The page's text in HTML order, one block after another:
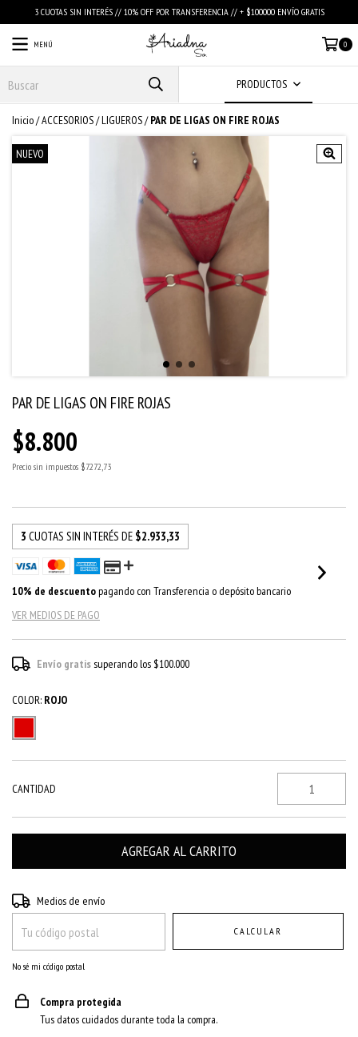
3 CUOTAS SIN INTERÉS // 10% OFF POR TRANSFERENCIA // + $100000 ENVÍO GRATIS
MENÚ 0
PRODUCTOS
Inicio/ACCESORIOS/LIGUEROS/ PAR DE LIGAS ON FIRE ROJAS
NUEVO
PAR DE LIGAS ON FIRE ROJAS
$8.800
Precio sin impuestos $7.272,73
3 CUOTAS SIN INTERÉS DE $2.933,33
10% de descuentopagando con Transferencia o depósito bancario
VER MEDIOS DE PAGO
Envío gratissuperando los $100.000
COLOR: ROJO
CANTIDAD
Entregas para el CP:
Medios de envío
CALCULAR
No sé mi código postal
Compra protegida
Tus datos cuidados durante toda la compra.